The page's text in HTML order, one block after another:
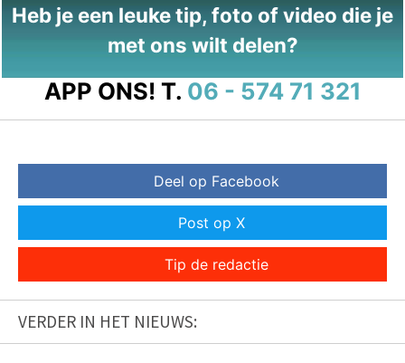
Heb je een leuke tip, foto of video die je
met ons wilt delen?
APP ONS! T. 06 - 574 71 321
Deel op Facebook
Post op X
Tip de redactie
VERDER IN HET NIEUWS: